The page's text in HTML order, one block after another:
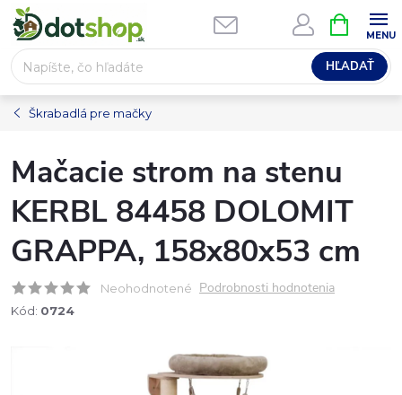
Prejsť
na
obsah
HĽADAŤ
KOŠÍK
Škrabadlá pre mačky
Mačacie strom na stenu
KERBL 84458 DOLOMIT
GRAPPA, 158x80x53 cm
Neohodnotené Podrobnosti hodnotenia
Kód: 0724